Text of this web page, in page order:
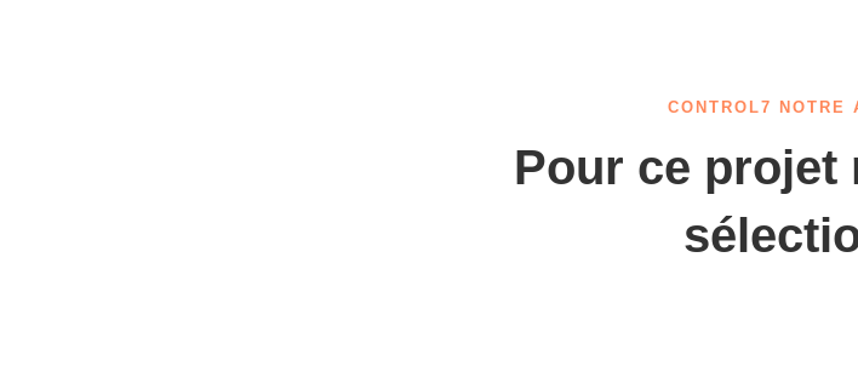
CONTROL7 NOTRE
Pour ce projet